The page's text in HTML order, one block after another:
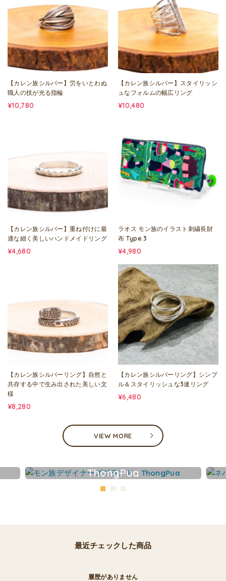
【カレン族シルバー】労をいとわぬ
職人の技が光る指輪
¥10,780
【カレン族シルバー】スタイリッシ
ュなフォルムの幅広リング
¥10,480
【カレン族シルバー】重ね付けに最
適な細く美しいハンドメイドリング
¥4,680
ラオス モン族のイラスト刺繍長財
布 Type.3
¥4,980
【カレン族シルバーリング】自然と
共存する中で生み出された美しい文
様
¥8,280
【カレン族シルバーリング】シンプ
ル＆スタイリッシュな3連リング
¥6,480
VIEW MORE
ThongPua
最近チェックした商品
履歴がありません